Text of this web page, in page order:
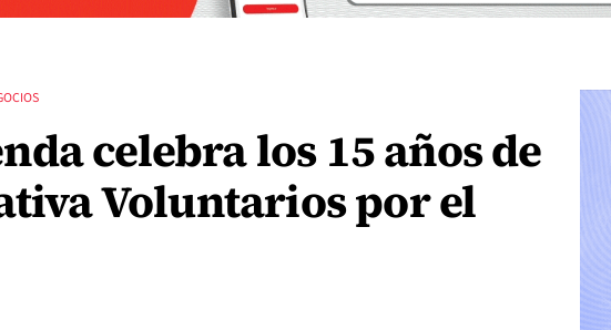
celebra los 15 años de
Voluntarios por el